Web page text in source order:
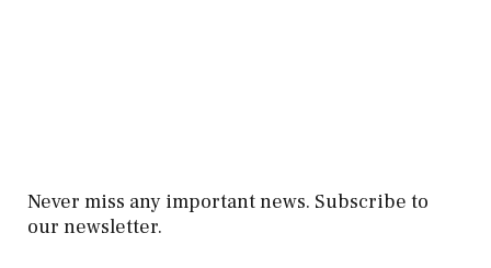
Never miss any important news. Subscribe to
our newsletter.